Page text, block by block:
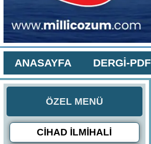
ANASAYFA DERGİ-PDF
ÖZEL MENÜ
CİHAD İLMİHALİ